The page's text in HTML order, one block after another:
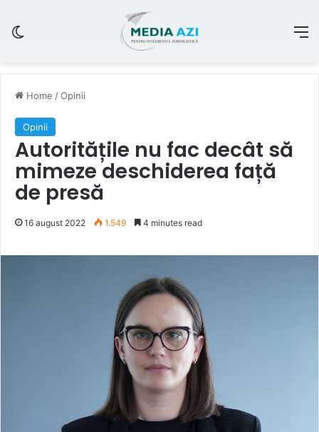
Home /Opinii
Opinii
Autoritățile nu fac decât să
mimeze deschiderea față
de presă
16 august 2022 1.549 4 minutes read